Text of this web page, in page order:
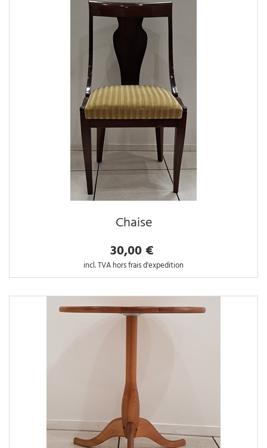
Chaise
30,00 €
incl. TVA hors frais d'expedition